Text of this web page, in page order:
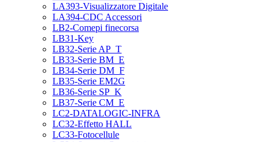
LA393-Visualizzatore Digitale
LA394-CDC Accessori
LB2-Comepi finecorsa
LB31-Key
LB32-Serie AP_T
LB33-Serie BM_E
LB34-Serie DM_F
LB35-Serie EM2G
LB36-Serie SP_K
LB37-Serie CM_E
LC2-DATALOGIC-INFRA
LC32-Effetto HALL
LC33-Fotocellule